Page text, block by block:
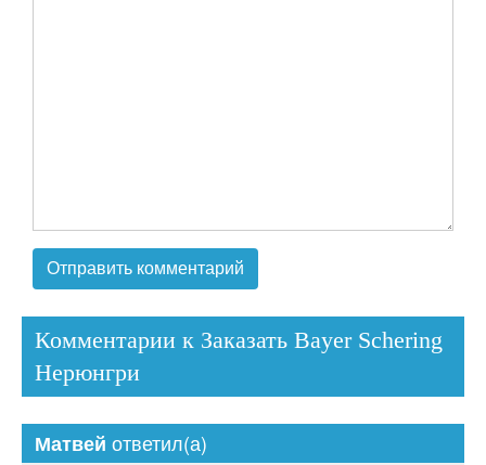
Комментарии к Заказать Bayer Schering
Нерюнгри
Матвей ответил(а)